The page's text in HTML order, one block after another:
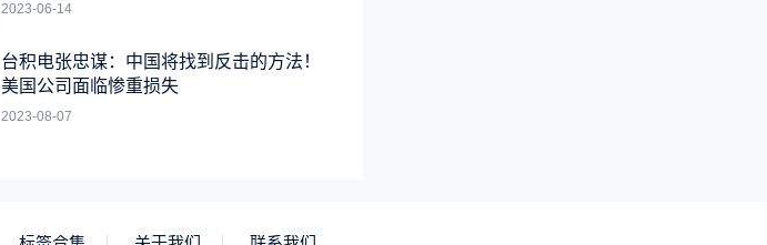
2023-06-14
台积电张忠谋：中国将找到反击的方法！
美国公司面临惨重损失
2023-08-07